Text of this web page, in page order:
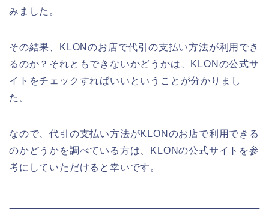
みました。
その結果、KLONのお店で代引の支払い方法が利用でき
るのか？それともできないかどうかは、KLONの公式サ
イトをチェックすればいいということが分かりまし
た。
なので、代引の支払い方法がKLONのお店で利用できる
のかどうかを調べている方は、KLONの公式サイトを参
考にしていただけると幸いです。